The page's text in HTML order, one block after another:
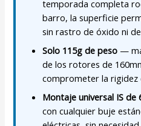
temporada completa
barro, la superficie
sin rastro de óxido ni
Solo 115g de peso —
de los rotores de
comprometer la rigidez
Montaje universal IS de
con cualquier buje